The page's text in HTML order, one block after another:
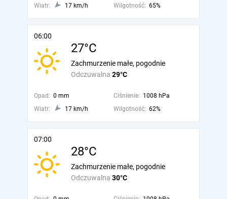
Wiatr:
17 km/h Wilgotność: 65%
06:00
27°C
Odczuwalna 29°C
Zachmurzenie małe, pogodnie
Opad: 0 mm Ciśnienie: 1008 hPa
Wiatr:
17 km/h Wilgotność: 62%
07:00
28°C
Odczuwalna 30°C
Zachmurzenie małe, pogodnie